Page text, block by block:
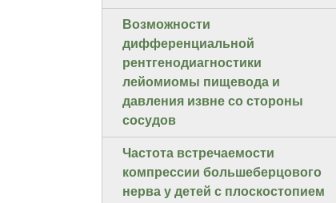
Возможности
дифференциальной
рентгенодиагностики
лейомиомы пищевода и
давления извне со стороны
сосудов
Частота встречаемости
компрессии большеберцового
нерва у детей с плоскостопием